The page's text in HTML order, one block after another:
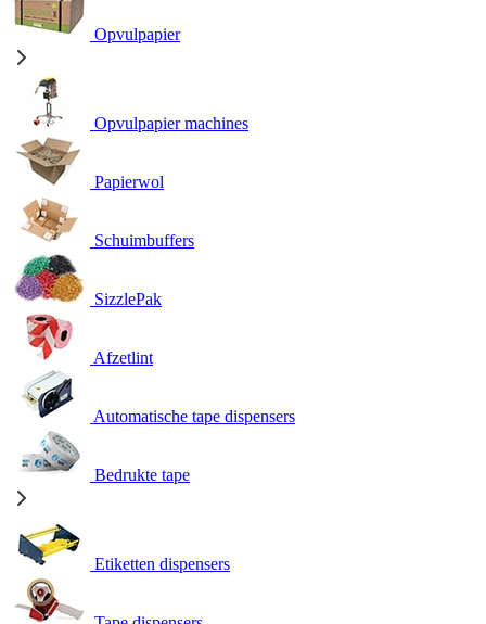
Opvulpapier
Opvulpapier machines
Papierwol
Schuimbuffers
SizzlePak
Afzetlint
Automatische tape dispensers
Bedrukte tape
Etiketten dispensers